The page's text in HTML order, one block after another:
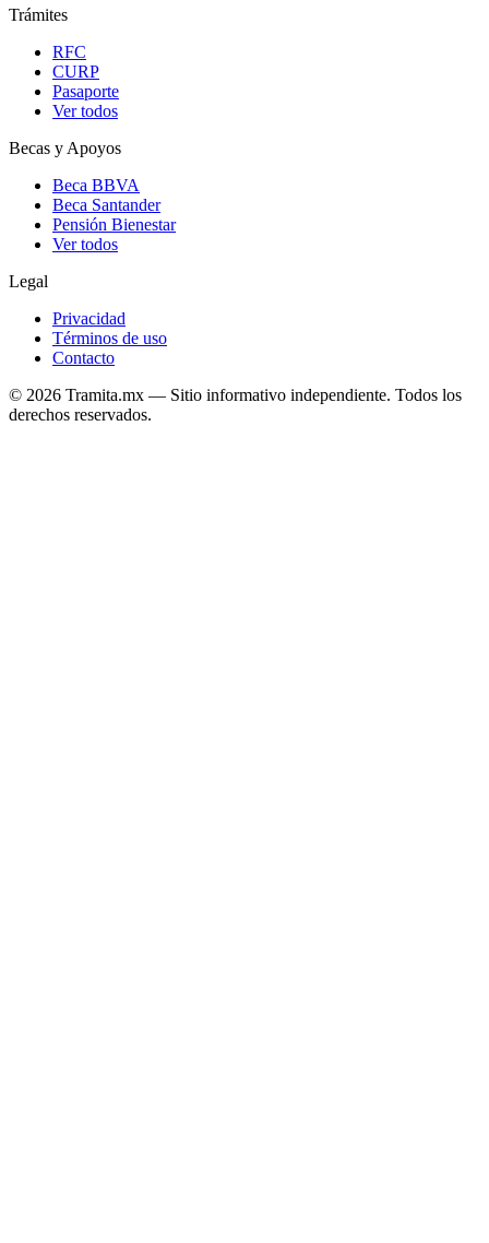
Trámites
RFC
CURP
Pasaporte
Ver todos
Becas y Apoyos
Beca BBVA
Beca Santander
Pensión Bienestar
Ver todos
Legal
Privacidad
Términos de uso
Contacto
© 2026 Tramita.mx — Sitio informativo independiente. Todos los
derechos reservados.